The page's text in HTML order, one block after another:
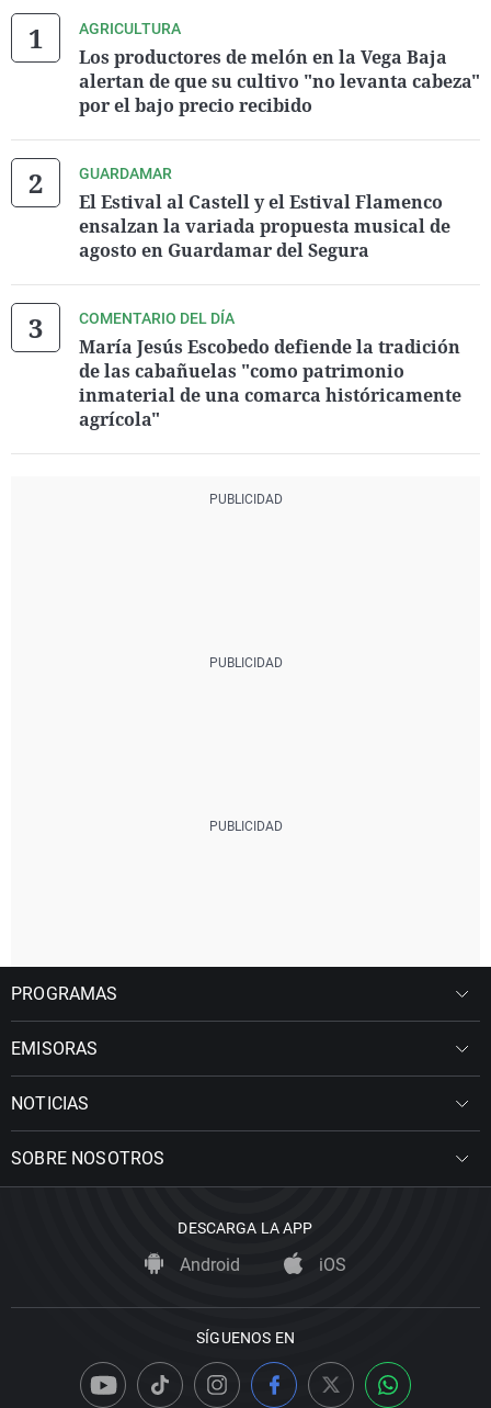
AGRICULTURA
Los productores de melón en la Vega Baja
alertan de que su cultivo "no levanta cabeza"
por el bajo precio recibido
GUARDAMAR
El Estival al Castell y el Estival Flamenco
ensalzan la variada propuesta musical de
agosto en Guardamar del Segura
COMENTARIO DEL DÍA
María Jesús Escobedo defiende la tradición
de las cabañuelas "como patrimonio
inmaterial de una comarca históricamente
agrícola"
PROGRAMAS
EMISORAS
NOTICIAS
SOBRE NOSOTROS
DESCARGA LA APP
Android iOS
SÍGUENOS EN